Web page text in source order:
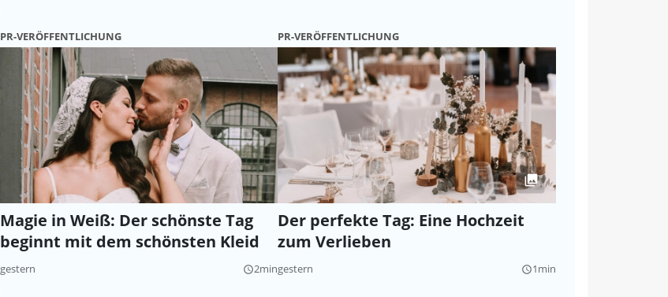
PR-VERÖFFENTLICHUNG
Magie in Weiß: Der schönste Tag
beginnt mit dem schönsten Kleid
gestern query_builder2min
PR-VERÖFFENTLICHUNG
Der perfekte Tag: Eine Hochzeit
zum Verlieben
gestern query_builder1min